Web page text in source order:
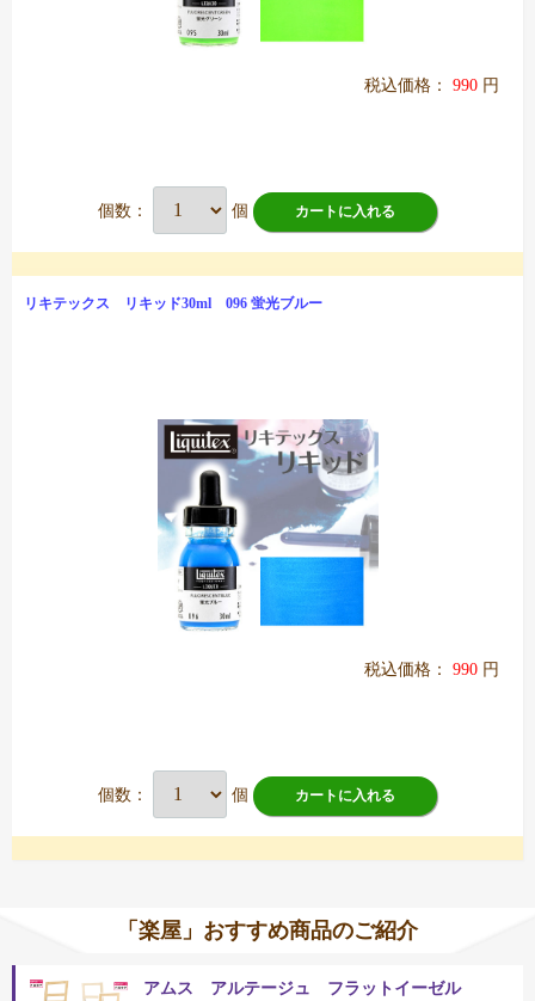
税込価格： 990 円
個数： 個 カートに入れる
リキテックス リキッド30ml 096 蛍光ブルー
税込価格： 990 円
個数： 個 カートに入れる
「楽屋」おすすめ商品のご紹介
アムス アルテージュ フラットイーゼル